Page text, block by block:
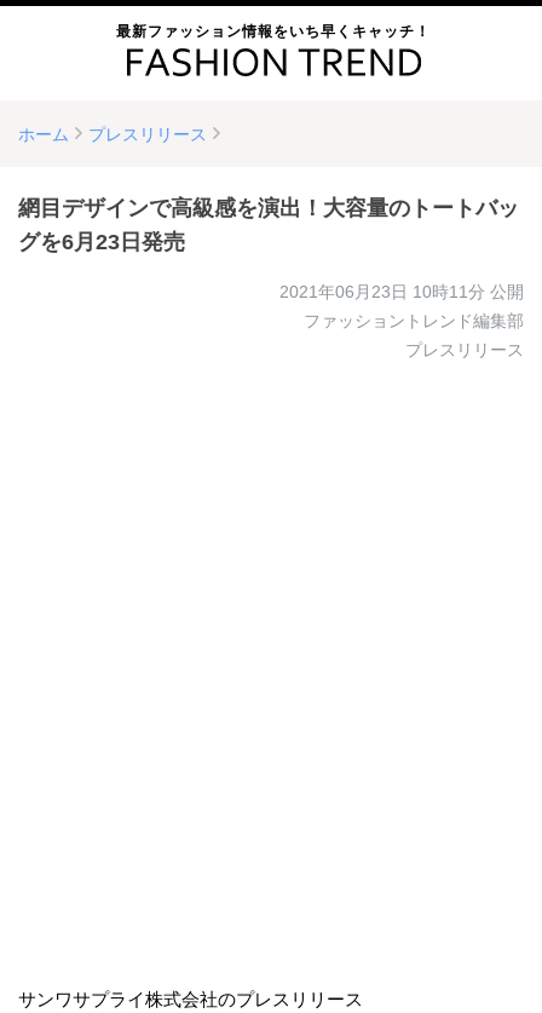
最新ファッション情報をいち早くキャッチ！
ホーム プレスリリース
網目デザインで高級感を演出！大容量のトートバッ
グを6月23日発売
2021年06月23日 10時11分 公開
ファッショントレンド編集部
プレスリリース
サンワサプライ株式会社のプレスリリース